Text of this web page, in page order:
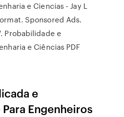
e Ciencias - Jay L
Sponsored Ads.
Probabilidade e
e Ciências PDF
e
Engenheiros